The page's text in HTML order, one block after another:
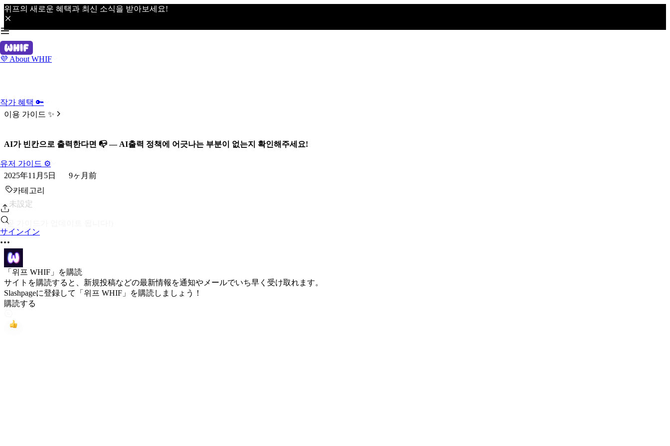
위프의 새로운 혜택과 최신 소식을 받아보세요!
💜 About WHIF
작가 혜택 🔑
유저 가이드 ⚙️
サインイン
이용 가이드 ✨
AI가 빈칸으로 출력한다면 📭 — AI출력 정책에 어긋나는 부분이 없는지 확인해주세요!
2025年11月5日
9ヶ月前
카테고리
未設定
(곧 가이드가 업데이트 됩니다!)
「위프 WHIF」を購読
サイトを購読すると、新規投稿などの最新情報を通知やメールでいち早く受け取れます。
Slashpageに登録して「위프 WHIF」を購読しましょう！
購読する